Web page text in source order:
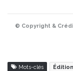
© Copyright &
Mots-clés